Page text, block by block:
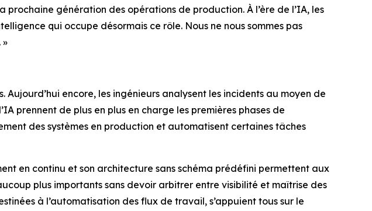
génération des opérations de production. À l’ère de l’IA, les
qui occupe désormais ce rôle. Nous ne nous sommes pas
»
encore, les ingénieurs analysent les incidents au moyen de
prennent de plus en plus en charge les premières phases de
des systèmes en production et automatisent certaines tâches
en continu et son architecture sans schéma prédéfini permettent aux
plus importants sans devoir arbitrer entre visibilité et maîtrise des
à l’automatisation des flux de travail, s’appuient tous sur le